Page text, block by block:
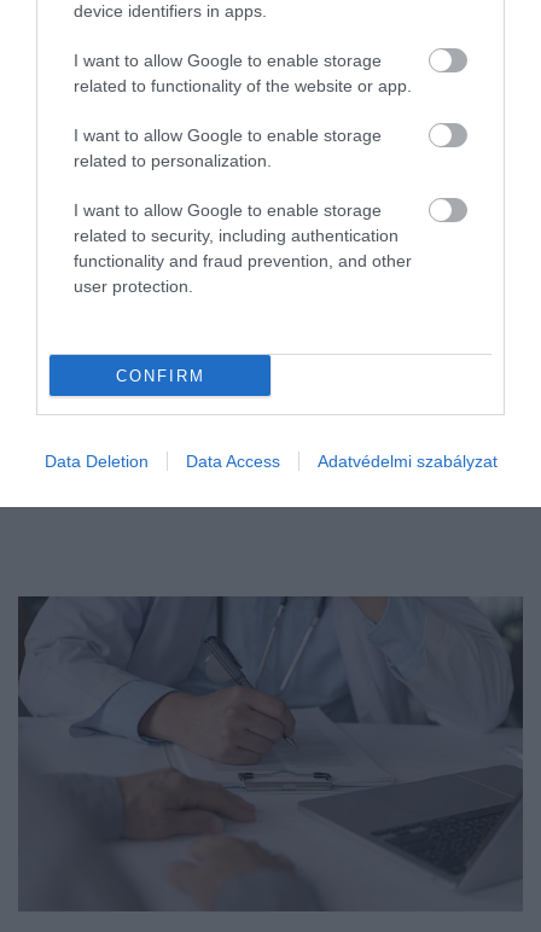
device identifiers in apps.
I want to allow Google to enable storage
related to functionality of the website or app.
I want to allow Google to enable storage
related to personalization.
I want to allow Google to enable storage
related to security, including authentication
functionality and fraud prevention, and other
user protection.
CONFIRM
Data Deletion Data Access Adatvédelmi szabályzat
ENERGIAGAZDASÁG
Megoldás lehetne az energiaproblémáinkra,
mégsem élünk vele
Magyarország villamosenergia-fogyasztását a hazai termelés
önmagában nem fedezi, ezért minden új kapacitás csökkenthetné
az importfüggőséget. A szélerőművek ráadásul jól kiegészíthetnék